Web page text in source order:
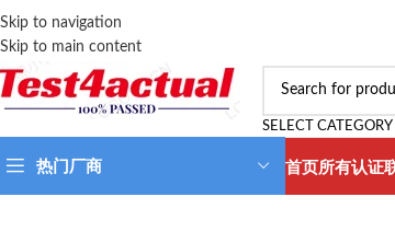
Skip to navigation
Skip to main content
SELECT CATEGORY
热门厂商 首页所有认证